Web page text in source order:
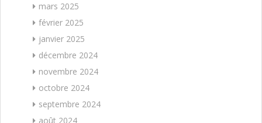
mars 2025
février 2025
janvier 2025
décembre 2024
novembre 2024
octobre 2024
septembre 2024
août 2024